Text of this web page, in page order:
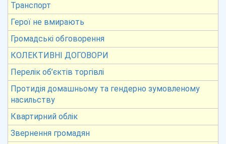
Транспорт
Герої не вмирають
Громадські обговорення
КОЛЕКТИВНІ ДОГОВОРИ
Перелік об’єктів торгівлі
Протидія домашньому та гендерно зумовленому
насильству
Квартирний облік
Звернення громадян